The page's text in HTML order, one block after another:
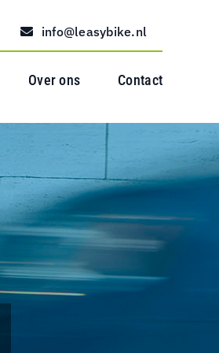
info@leasybike.nl
Over ons Contact